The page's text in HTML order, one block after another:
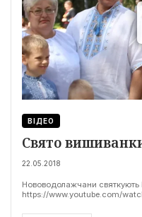
ВІДЕО
Свято
22.05.2018
Нововодолажчани
https://www.youtube.com/